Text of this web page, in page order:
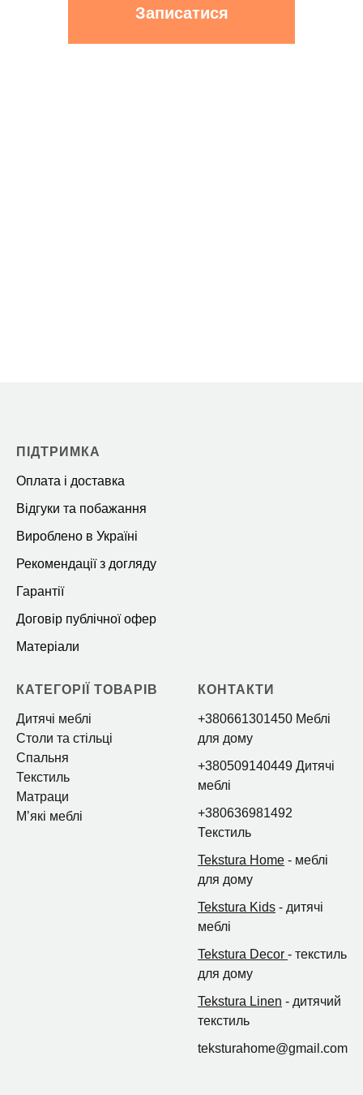
ПІДТРИМКА
Оплата і доставка
Відгуки та побажання
Вироблено в Україні
Рекомендації з догляду
Гарантії
Договір публічної офер
Матеріали
КАТЕГОРІЇ ТОВАРІВ
Дитячі меблі
Столи та стільці
Спальня
Текстиль
Матраци
Мʼякі меблі
КОНТАКТИ
+380661301450 Меблі
для дому
+380509140449 Дитячі
меблі
+380636981492
Текстиль
Tekstura Home - меблі
для дому
Tekstura Kids - дитячі
меблі
Tekstura Decor - текстиль
для дому
Tekstura Linen - дитячий
текстиль
teksturahome@gmail.com